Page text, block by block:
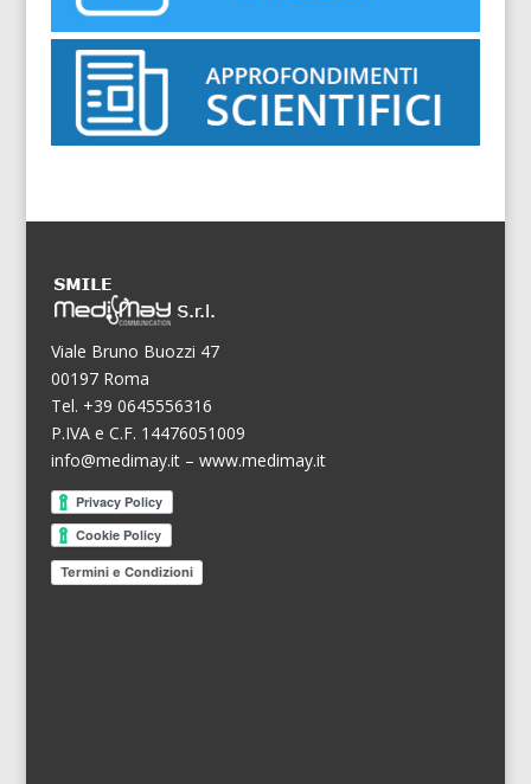
Viale Bruno Buozzi 47
00197 Roma
Tel. +39 0645556316
P.IVA e C.F. 14476051009
info@medimay.it– www.medimay.it
Termini e Condizioni